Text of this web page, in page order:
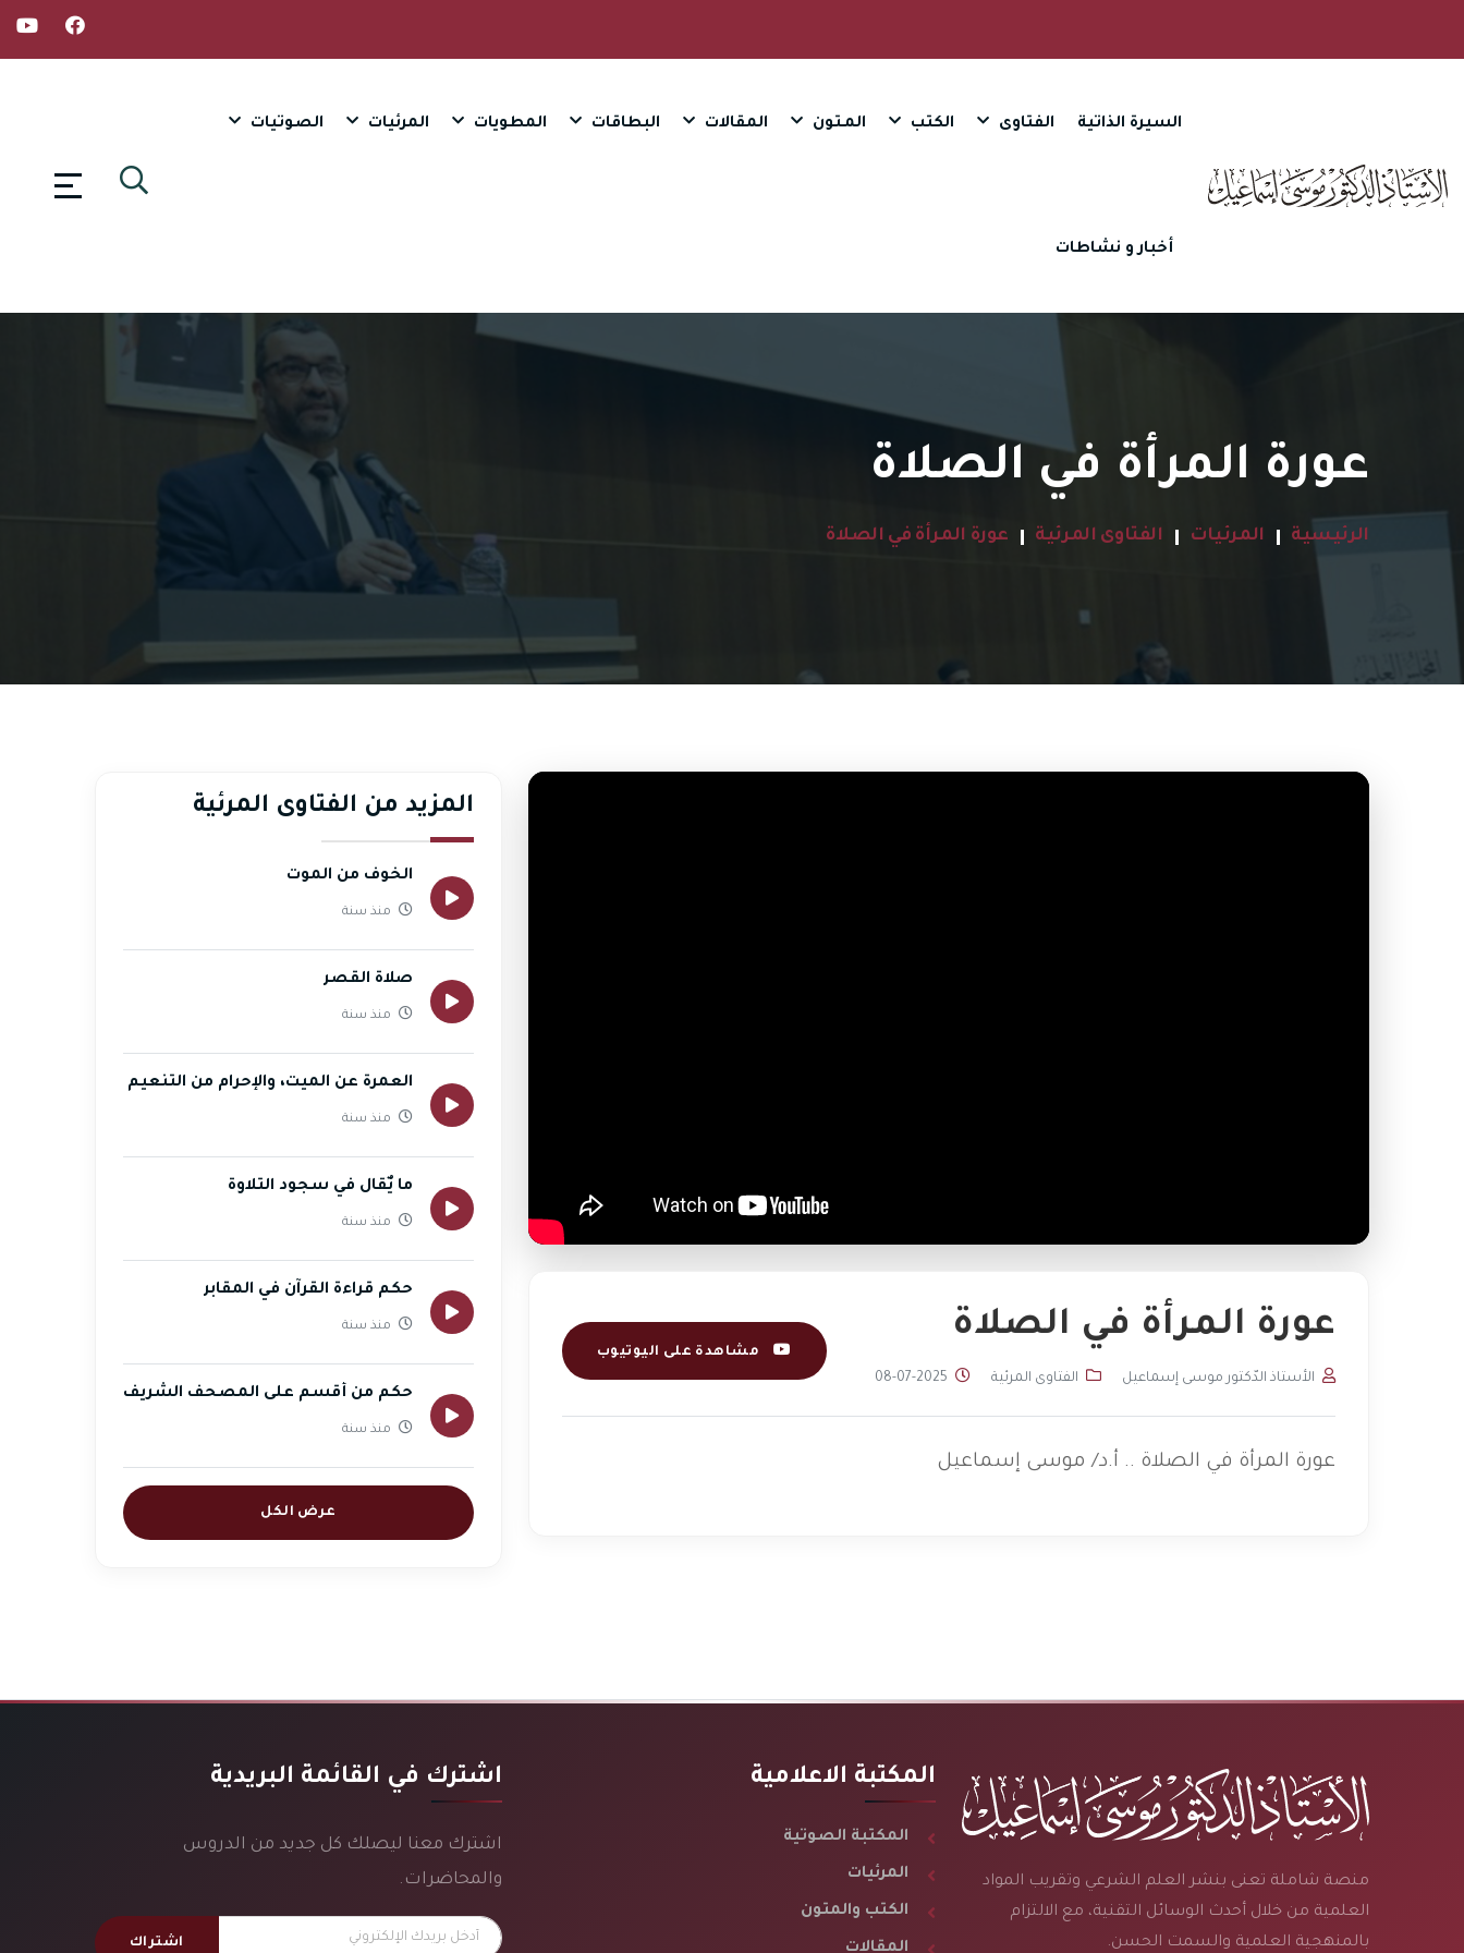
السيرة الذاتية الفتاوى الكتب المـتون المقالات البطاقات المطويات المرئيات الصوتيات
أخبار و نشاطات
عورة المرأة في الصلاة
الرئيسية المرئيات الفتاوى المرئية عورة المرأة في الصلاة
عورة المرأة في الصلاة
الأستاذ الدّكتور موسى إسماعيل الفتاوى المرئية
مشاهدة على اليوتيوب
عورة المرأة في الصلاة .. أ.د/ موسى إسماعيل
المزيد من الفتاوى المرئية
الخوف من الموت
منذ سنة
صلاة القصر
منذ سنة
العمرة عن الميت، والإحرام من التنعيم
منذ سنة
ما يٌقال في سجود التلاوة
منذ سنة
حكم قراءة القرآن في المقابر
منذ سنة
حكم من أقسم على المصحف الشريف
منذ سنة
عرض الكل
منصة شاملة تعنى بنشر العلم الشرعي وتقريب المواد
العلمية من خلال أحدث الوسائل التقنية، مع الالتزام
بالمنهجية العلمية والسمت الحسن.
المكتبة الاعلامية
المكتبة الصوتية
المرئيات
الكتب والمتون
المقالات
اشترك في القائمة البريدية
اشترك معنا ليصلك كل جديد من الدروس
والمحاضرات.
اشتراك